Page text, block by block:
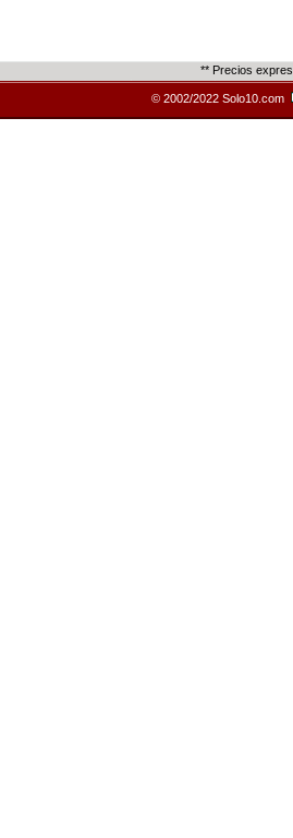
** Precios
© 2002/2022 Solo10.com